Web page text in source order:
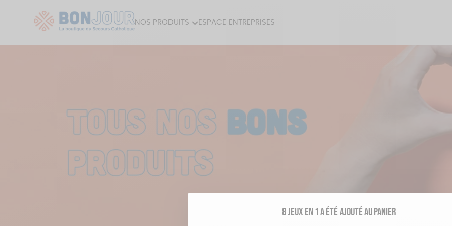
NOS PRODUITS ESPACE ENTREPRISES
8 jeux en 1 a été ajouté au panier